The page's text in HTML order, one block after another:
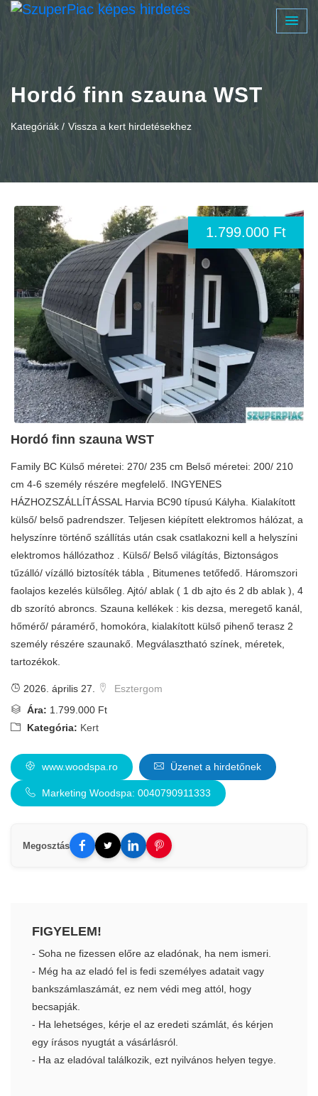
Hordó finn szauna WST
Kategóriák / Vissza a kert hirdetésekhez
1.799.000 Ft
Hordó finn szauna WST
Family BC Külső méretei: 270/ 235 cm Belső méretei: 200/ 210
cm 4-6 személy részére megfelelő. INGYENES
HÁZHOZSZÁLLÍTÁSSAL Harvia BC90 típusú Kályha. Kialakított
külső/ belső padrendszer. Teljesen kiépített elektromos hálózat, a
helyszínre történő szállítás után csak csatlakozni kell a helyszíni
elektromos hállózathoz . Külső/ Belső világítás, Biztonságos
tűzálló/ vízálló biztosíték tábla , Bitumenes tetőfedő. Háromszori
faolajos kezelés külsőleg. Ajtó/ ablak ( 1 db ajto és 2 db ablak ), 4
db szorító abroncs. Szauna kellékek : kis dezsa, meregető kanál,
hőmérő/ páramérő, homokóra, kialakított külső pihenő terasz 2
személy részére szaunakő. Megválasztható színek, méretek,
tartozékok.
2026. április 27.
Esztergom
Ára: 1.799.000 Ft
Kategória: Kert
www.woodspa.ro Üzenet a hirdetőnek
Marketing Woodspa: 0040790911333
Megosztás
FIGYELEM!
- Soha ne fizessen előre az eladónak, ha nem ismeri.
- Még ha az eladó fel is fedi személyes adatait vagy
bankszámlaszámát, ez nem védi meg attól, hogy
becsapják.
- Ha lehetséges, kérje el az eredeti számlát, és kérjen
egy írásos nyugtát a vásárlásról.
- Ha az eladóval találkozik, ezt nyilvános helyen tegye.